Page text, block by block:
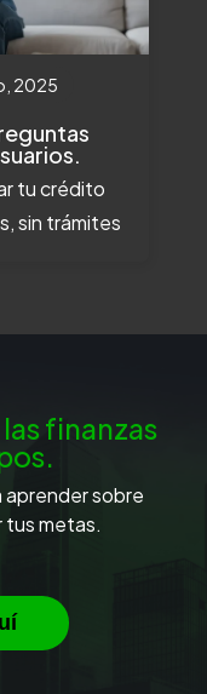
2025
tu crédito
sin trámites
finanzas
sobre
tus metas.